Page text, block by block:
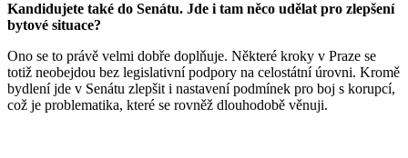
Kandidujete také do Senátu. Jde i tam něco udělat pro zlepšení
bytové situace?
Ono se to právě velmi dobře doplňuje. Některé kroky v Praze se
totiž neobejdou bez legislativní podpory na celostátní úrovni. Kromě
bydlení jde v Senátu zlepšit i nastavení podmínek pro boj s korupcí,
což je problematika, které se rovněž dlouhodobě věnuji.